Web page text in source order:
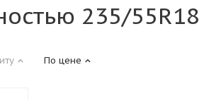
235/55R18
По цене